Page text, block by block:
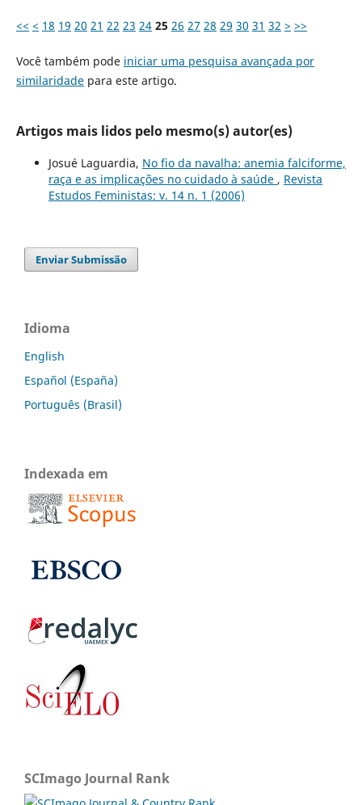
<< < 18 19 20 21 22 23 24 25 26 27 28 29 30 31 32 > >>
Você também pode iniciar uma pesquisa avançada por
similaridadepara este artigo.
Artigos mais lidos pelo mesmo(s) autor(es)
Josué Laguardia, No fio da navalha: anemia falciforme,
raça e as implicações no cuidado à saúde , Revista
Estudos Feministas: v. 14 n. 1 (2006)
Enviar Submissão
Idioma
English
Español (España)
Português (Brasil)
Indexada em
SCImago Journal Rank